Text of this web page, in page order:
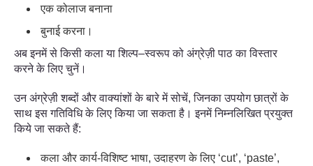
एक कोलाज बनाना
बुनाई करना।
अब इनमें से किसी कला या शिल्प–स्वरूप को अंग्रेज़ी पाठ का विस्तार
करने के लिए चुनें।
उन अंग्रेज़ी शब्दों और वाक्यांशों के बारे में सोचें, जिनका उपयोग छात्रों के
साथ इस गतिविधि के लिए किया जा सकता है। इनमें निम्नलिखित प्रयुक्त
किये जा सकते हैं:
कला और कार्य-विशिष्ट भाषा, उदाहरण के लिए ‘cut’, ‘paste’,